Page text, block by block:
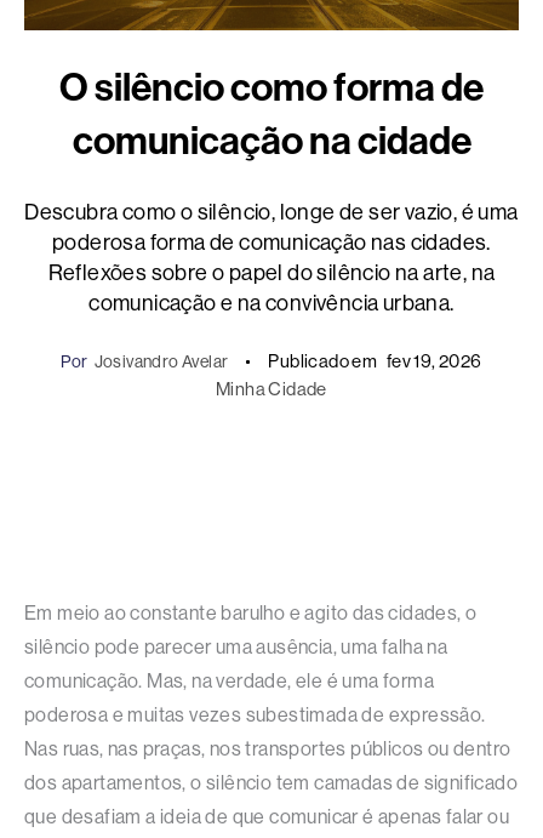
O silêncio como forma de
comunicação na cidade
Descubra como o silêncio, longe de ser vazio, é uma
poderosa forma de comunicação nas cidades.
Reflexões sobre o papel do silêncio na arte, na
comunicação e na convivência urbana.
Por Josivandro Avelar Publicado em fev 19, 2026
Minha Cidade
Em meio ao constante barulho e agito das cidades, o
silêncio pode parecer uma ausência, uma falha na
comunicação. Mas, na verdade, ele é uma forma
poderosa e muitas vezes subestimada de expressão.
Nas ruas, nas praças, nos transportes públicos ou dentro
dos apartamentos, o silêncio tem camadas de significado
que desafiam a ideia de que comunicar é apenas falar ou